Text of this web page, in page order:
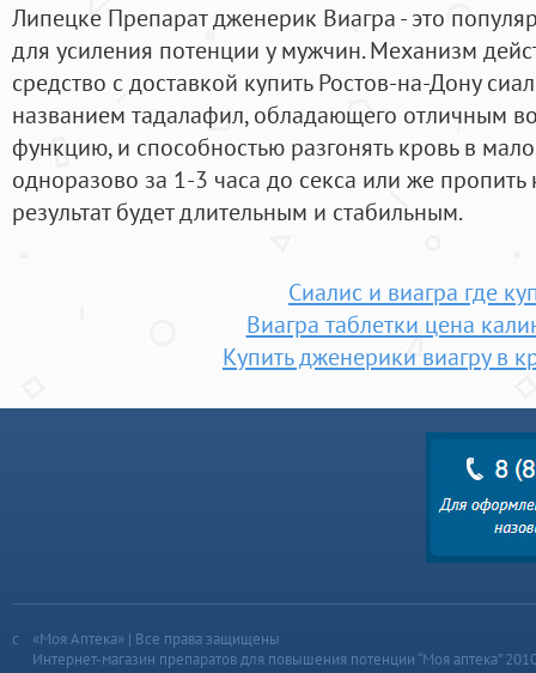
Липецке Препарат дженерик Виагра - это
для усиления потенции у мужчин. Механизм
средство с доставкой купить Ростов-на-Дону
названием тадалафил, обладающего отличным
функцию, и способностью разгонять кровь в
одноразово за 1-3 часа до секса или же пропить
результат будет длительным и стабильным.
Сиалис и виагра где
Виагра таблетки цена
Купить дженерики виагру в
«Моя Аптека» | Все права защищены
Интернет-магазин препаратов для повышения потенции “Моя аптека”